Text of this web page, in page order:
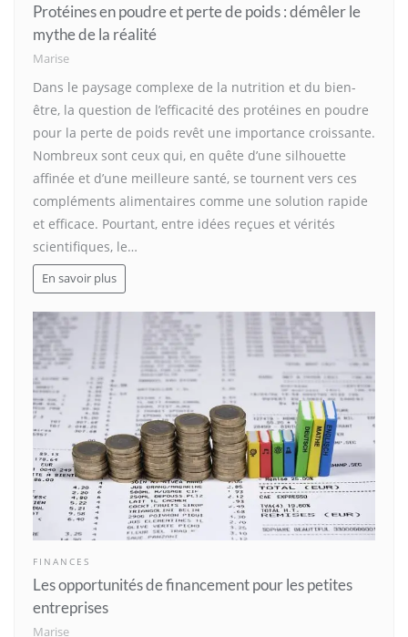
Protéines en poudre et perte de poids : démêler le
mythe de la réalité
Marise
Dans le paysage complexe de la nutrition et du bien-
être, la question de l’efficacité des protéines en poudre
pour la perte de poids revêt une importance croissante.
Nombreux sont ceux qui, en quête d’une silhouette
affinée et d’une meilleure santé, se tournent vers ces
compléments alimentaires comme une solution rapide
et efficace. Pourtant, entre idées reçues et vérités
scientifiques, le…
En savoir plus
FINANCES
Les opportunités de financement pour les petites
entreprises
Marise